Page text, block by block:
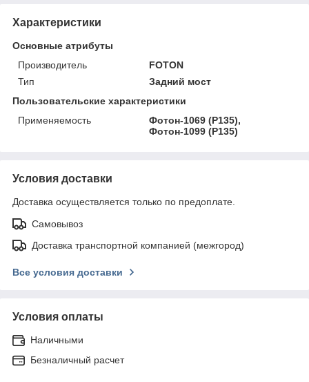
Характеристики
Основные атрибуты
Производитель
FOTON
Тип
Задний мост
Пользовательские характеристики
Применяемость
Фотон-1069 (P135),
Фотон-1099 (P135)
Условия доставки
Доставка осуществляется только по предоплате.
Самовывоз
Доставка транспортной компанией (межгород)
Все условия доставки
Условия оплаты
Наличными
Безналичный расчет